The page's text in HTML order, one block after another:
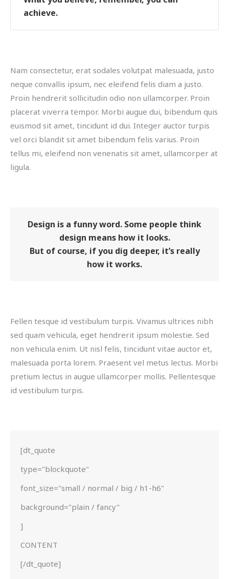
achieve.
Nam consectetur, erat sodales volutpat malesuada, justo
neque convallis ipsum, nec eleifend felis diam a justo.
Proin hendrerit sollicitudin odio non ullamcorper. Proin
placerat viverra tempor. Morbi augue dui, bibendum quis
euismod sit amet, tincidunt id dui. Integer auctor turpis
vel orci blandit sit amet bibendum felis varius. Proin
tellus mi, eleifend non venenatis sit amet, ullamcorper at
ligula.
Design is a funny word. Some people think
design means how it looks.
But of course, if you dig deeper, it’s really
how it works.
Fellen tesque id vestibulum turpis. Vivamus ultrices nibh
sed quam vehicula, eget hendrerit ipsum molestie. Sed
non vehicula enim. Ut nisl felis, tincidunt vitae auctor et,
malesuada porta lorem. Praesent vel metus lectus. Morbi
pretium lectus in augue ullamcorper mollis. Pellentesque
id vestibulum turpis.
[dt_quote
type="blockquote"
font_size="small / normal / big / h1-h6"
background="plain / fancy"
]
CONTENT
[/dt_quote]